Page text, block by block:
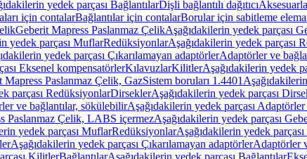
yedek parçası BağlantılarDişli bağlantılı dağıtıcı
için contalarBağlantılar için contalarBorular için sabitleme
Geberit Mapress Paslanmaz ÇelikAşağıdakilerin yedek parçası
yedek parçası MuflarRedüksiyonlarAşağıdakilerin yedek parçası
yedek parçası Çıkarılamayan adaptörlerAdaptörler ve
Eksenel kompensatörlerKılavuzlarKilitlerAşağıdakilerin yedek
Mapress Paslanmaz Çelik, GazSistem boruları 1.4401
parçası RedüksiyonlarDirseklerAşağıdakilerin yedek parçası
ve bağlantılar, sökülebilirAşağıdakilerin yedek parçası
Paslanmaz Çelik, LABS içermezAşağıdakilerin yedek parçası
yedek parçası MuflarRedüksiyonlarAşağıdakilerin yedek
Aşağıdakilerin yedek parçası Çıkarılamayan adaptörlerAdaptörler
KilitlerBağlantılarAşağıdakilerin yedek parçası Bağlantılar